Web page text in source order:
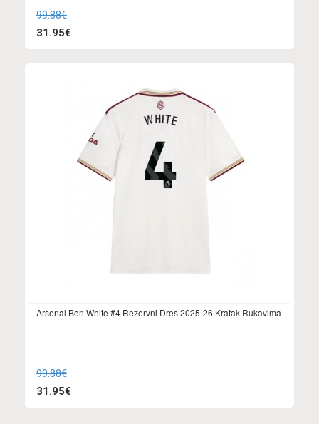
99.88€
31.95€
Arsenal Ben White #4 Rezervni Dres 2025-26 Kratak Rukavima
99.88€
31.95€